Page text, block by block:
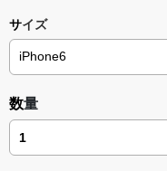
サイズ
数量